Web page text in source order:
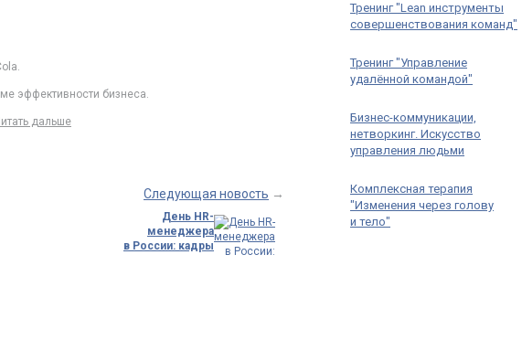
Тренинг "Lean инструменты
совершенствования команд"
Тренинг "Управление
удалённой командой"
Бизнес-коммуникации,
нетворкинг. Искусство
управления людьми
Комплексная терапия
"Изменения через голову
и тело"
эффективности бизнеса.
дальше
Следующая новость →
День HR-
менеджера
в России: кадры